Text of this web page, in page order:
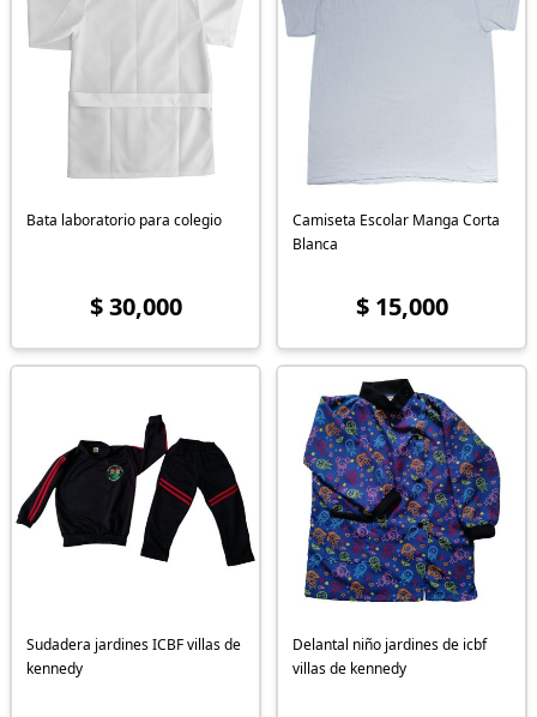
Bata laboratorio para colegio
$ 30,000
Camiseta Escolar Manga Corta
Blanca
$ 15,000
Sudadera jardines ICBF villas de
kennedy
Delantal niño jardines de icbf
villas de kennedy